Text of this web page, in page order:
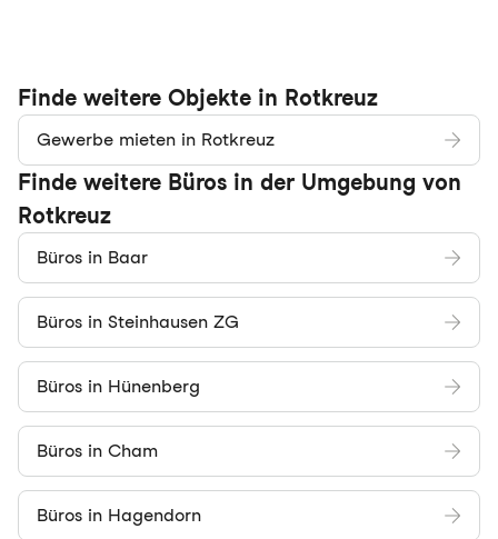
Finde weitere Objekte in Rotkreuz
Gewerbe mieten in Rotkreuz
Finde weitere Büros in der Umgebung von
Rotkreuz
Büros in Baar
Büros in Steinhausen ZG
Büros in Hünenberg
Büros in Cham
Büros in Hagendorn